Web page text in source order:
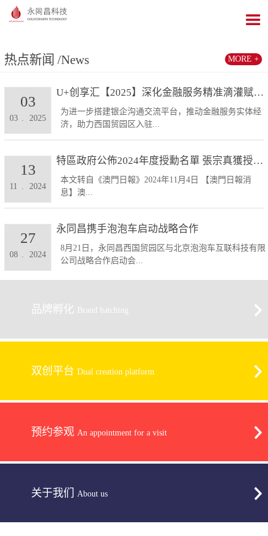
热点新闻 /News
U+创享汇【2025】深化金融服务精准滴灌赋能发展...
为进一步搭建银企沟通交流平台，推动金融服务实体经
济，助力西国贸园区入驻...
03 2025
03
特區政府公佈2024年度授勳名單 張宗真獲授予專業...
本文转自《澳門日報》2024年11月4日 【澳門日報消
息】澳...
11 2024
13
永同昌携手泡泡车启动战略合作
8月21日，永同昌西国贸园区与北京泡泡车互联科技有限
公司战略合作启动会...
08 . 2024
27
MORE +
品牌孵化 Brand hatching
双创平台 Dual creation platform
预约参观 An appointment for a visit
关于我们 About us